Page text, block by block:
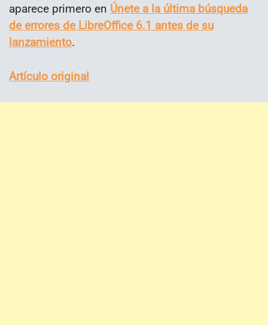
aparece primero en Únete a la última búsqueda
de errores de LibreOffice 6.1 antes de su
lanzamiento.
Artículo original